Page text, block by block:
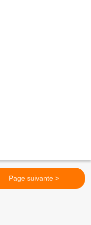
Page suivante >